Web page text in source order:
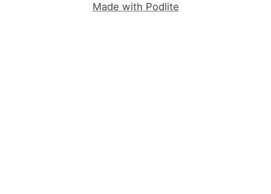
Made with Podlite